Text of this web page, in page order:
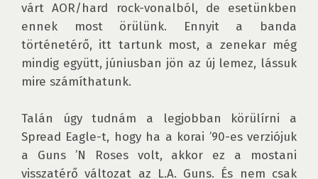
várt AOR/hard rock-vonalból, de esetünkben
ennek most örülünk. Ennyit a banda
történetérő, itt tartunk most, a zenekar még
mindig együtt, júniusban jön az új lemez, lássuk
mire számíthatunk.
Talán úgy tudnám a legjobban körülírni a
Spread Eagle-t, hogy ha a korai ’90-es verziójuk
a Guns ’N Roses volt, akkor ez a mostani
visszatérő változat az L.A. Guns. És nem csak